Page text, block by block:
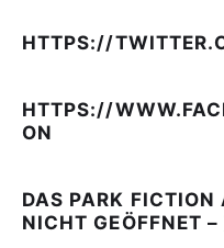
HTTPS://
HTTPS://
ON
DAS PARK FICTION
NICHT GEÖFFNET –